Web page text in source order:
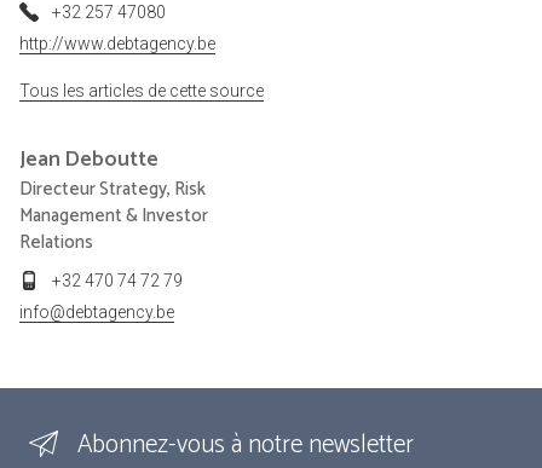
+32 257 47080
http://www.debtagency.be
Tous les articles de cette source
Jean Deboutte
Directeur Strategy, Risk
Management & Investor
Relations
+32 470 74 72 79
info@debtagency.be
Abonnez-vous à notre newsletter